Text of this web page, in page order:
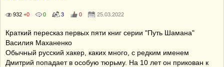
932 +0 0 3 0 25.03.2022
Краткий пересказ первых пяти книг серии "Путь Шамана"
Василия Маханенко
Обычный русский хакер, каких много, с редким именем
Дмитрий попадает в особую тюрьму. На 10 лет он прикован к